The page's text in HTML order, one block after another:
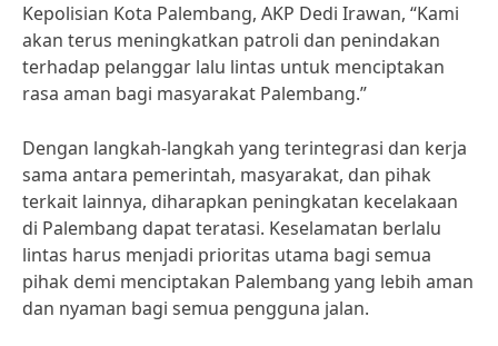
Kepolisian Kota Palembang, AKP Dedi Irawan, “Kami
akan terus meningkatkan patroli dan penindakan
terhadap pelanggar lalu lintas untuk menciptakan
rasa aman bagi masyarakat Palembang.”
Dengan langkah-langkah yang terintegrasi dan kerja
sama antara pemerintah, masyarakat, dan pihak
terkait lainnya, diharapkan peningkatan kecelakaan
di Palembang dapat teratasi. Keselamatan berlalu
lintas harus menjadi prioritas utama bagi semua
pihak demi menciptakan Palembang yang lebih aman
dan nyaman bagi semua pengguna jalan.